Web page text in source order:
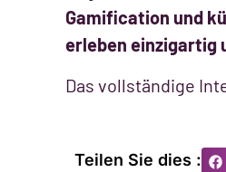
Gamification und
erleben einzigartig
Das vollständige
Teilen Sie dies :